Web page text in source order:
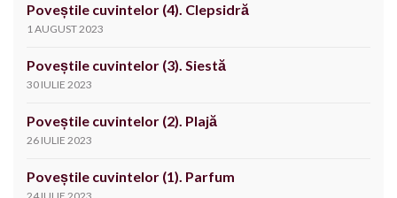
Poveștile cuvintelor (4). Clepsidră
1 AUGUST 2023
Poveștile cuvintelor (3). Siestă
30 IULIE 2023
Poveștile cuvintelor (2). Plajă
26 IULIE 2023
Poveștile cuvintelor (1). Parfum